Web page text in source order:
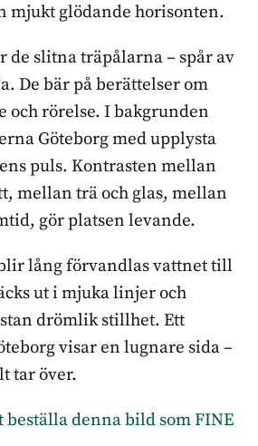
mjukt glödande horisonten.
de slitna träpålarna – spår av
De bär på berättelser om
och rörelse. I bakgrunden
Göteborg med upplysta
puls. Kontrasten mellan
mellan trä och glas, mellan
gör platsen levande.
lång förvandlas vattnet till
ut i mjuka linjer och
drömlik stillhet. Ett
visar en lugnare sida –
tar över.
denna bild som FINE